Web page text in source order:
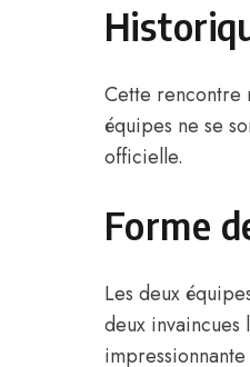
Cette rencontre
équipes ne se
officielle.
Forme
Les deux
deux